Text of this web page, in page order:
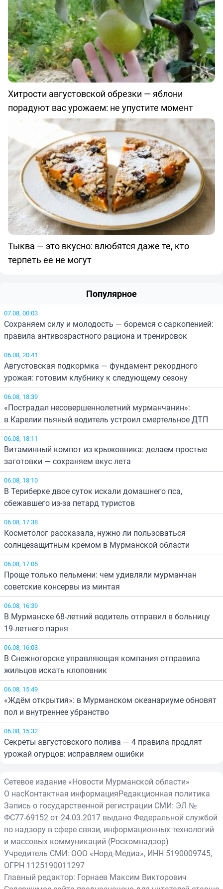
Хитрости августовской обрезки — яблони
порадуют вас урожаем: не упустите момент
Тыква — это вкусно: влюбятся даже те, кто
терпеть ее не могут
Популярное
07.08, 00:03
Сохраняем силу и молодость — боремся с саркопенией:
правила антивозрастного рациона и тренировок
06.08, 20:41
Августовская подкормка — фундамент рекордного
урожая: готовим клубнику к следующему сезону
06.08, 18:39
«Пострадал несовершеннолетний мурманчанин»:
в Карелии пьяный водитель устроил смертельное ДТП
06.08, 18:11
Витаминный компот из крыжовника: делаем простые
заготовки — сохраняем вкус лета
06.08, 18:10
В Териберке двое суток искали домашнего пса,
сбежавшего из-за петард туристов
06.08, 17:38
Косметолог рассказала, нужно ли пользоваться
солнцезащитным кремом в Мурманской области
06.08, 17:05
Проще только пельмени: чем удивляли мурманчан
советские консервы из минтая
06.08, 16:39
В Мурманске 68-летний водитель отправил в больницу
19-летнего парня
06.08, 16:03
В Снежногорске управляющая компания отправила
жильцов искать клоповник
06.08, 15:49
«Ждём открытия»: в Мурманском океанариуме обновят
пол и внутреннее убранство
06.08, 15:32
Секреты августовского полива — 4 правила продлят
урожай огурцов: исправляем ошибки
Сетевое издание «Новости Мурманской области»
О насКонтактная информацияРедакционная политика
Запись о государственной регистрации СМИ: ЭЛ №
ФС77-69152 от 24.03.2017 выдано Федеральной службой
по надзору в сфере связи, информационных технологий
и массовых коммуникаций (Роскомнадзор)
Учредитель СМИ: ООО «Норд-Медиа», ИНН 5190009745,
ОГРН 1125190011297
Главный редактор: Горнаев Максим Викторович